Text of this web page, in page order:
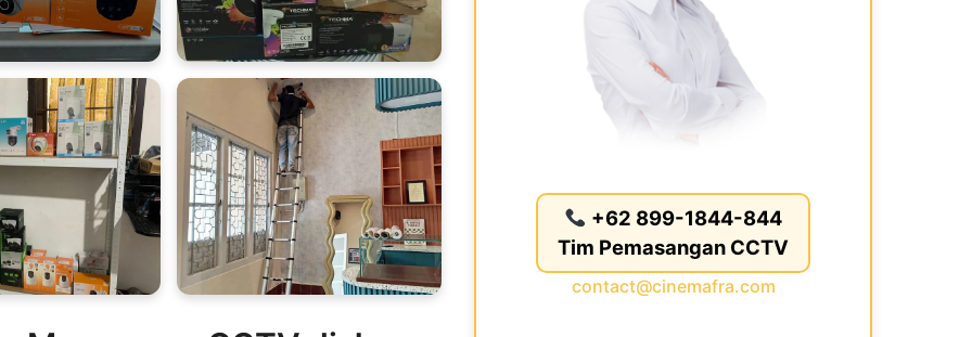
+62 899-1844-844
Tim Pemasangan CCTV
contact@cinemafra.com